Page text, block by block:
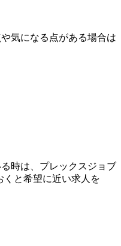
気になる点がある場合は
時は、プレックスジョブ
と希望に近い求人を